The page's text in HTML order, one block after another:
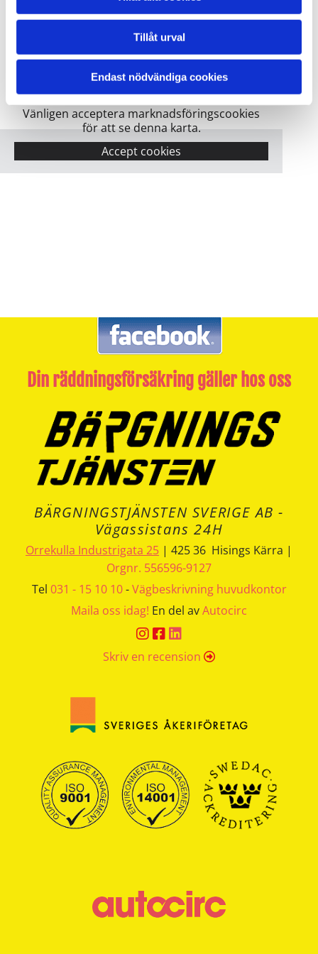
Tillåt urval
Endast nödvändiga cookies
Vänligen acceptera marknadsföringscookies
för att se denna karta.
Accept cookies
Din räddningsförsäkring gäller hos oss
BÄRGNINGSTJÄNSTEN SVERIGE AB -
Vägassistans 24H
Orrekulla Industrigata 25 | 425 36 Hisings Kärra |
Orgnr. 556596-9127
Tel 031 - 15 10 10-Vägbeskrivning huvudkontor
Maila oss idag! En del avAutocirc
  
Skriv en recension 